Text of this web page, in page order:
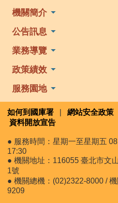
機關簡介
公告訊息
業務導覽
政策績效
服務園地
如何到國庫署 網站安全政策
資料開放宣告
● 服務時間：星期一至星期五
17:30
● 機關地址：116055 臺北市文
1號
● 機關總機：(02)2322-8000 /
9209